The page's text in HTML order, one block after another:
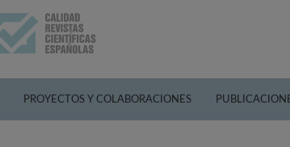
PROYECTOS Y COLABORACIONES